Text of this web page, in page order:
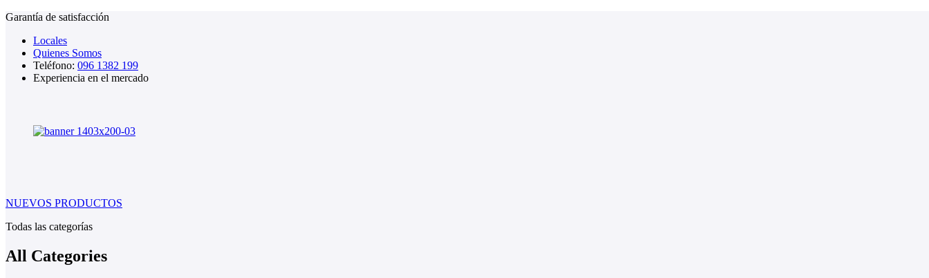
Garantía de satisfacción
Locales
Quienes Somos
Teléfono: 096 1382 199
Experiencia en el mercado
NUEVOS PRODUCTOS
Todas las categorías
All Categories